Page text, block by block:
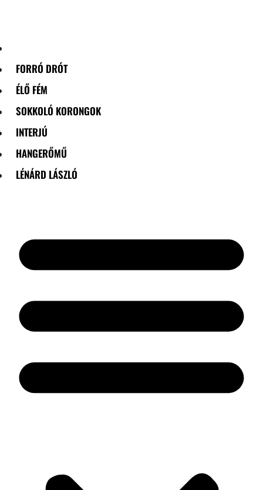
FORRÓ DRÓT
ÉLŐ FÉM
SOKKOLÓ KORONGOK
INTERJÚ
HANGERŐMŰ
LÉNÁRD LÁSZLÓ